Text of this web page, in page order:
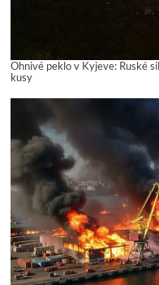
Ohnivé peklo v Kyjeve: Ruské
kusy